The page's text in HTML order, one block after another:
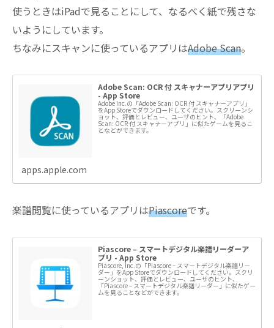
使うときはiPadで見ることにして、なるべく紙で残さな
いようにしています。
ちなみにスキャンに使っているアプリはAdobe Scan。
Adobe Scan: OCR 付 スキャナーアプリアプリ
- App Store
Adobe Inc.の「Adobe Scan: OCR 付 スキャナーアプリ」
をApp Storeでダウンロードしてください。スクリーンシ
ョット、評価とレビュー、ユーザのヒント、「Adobe
Scan: OCR 付 スキャナーアプリ」に似たゲームを見るこ
となどができます。
apps.apple.com
楽譜閲覧に使っているアプリはPiascoreです。
Piascore – スマートデジタル楽譜リーダーア
プリ - App Store
Piascore, Inc.の「Piascore – スマートデジタル楽譜リー
ダー」をApp Storeでダウンロードしてください。スクリ
ーンショット、評価とレビュー、ユーザのヒント、
「Piascore – スマートデジタル楽譜リーダー」に似たゲー
ムを見ることなどができます。